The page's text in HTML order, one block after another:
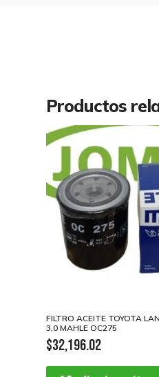
Productos
FILTRO ACEITE TOYOTA
3,0 MAHLE OC275
$32,196.02